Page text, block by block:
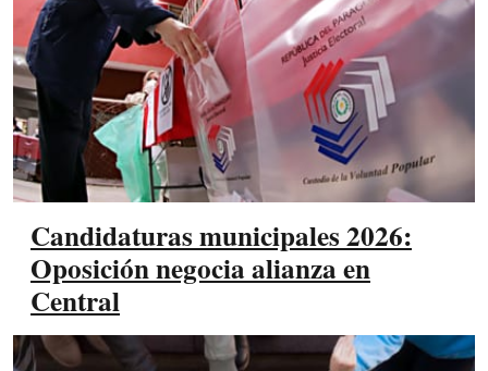
Candidaturas municipales 2026:
Oposición negocia alianza en
Central